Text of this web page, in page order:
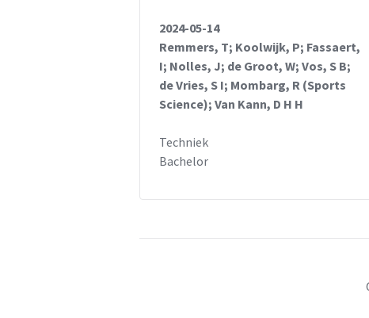
2024-05-14
Remmers, T; Koolwijk, P; Fassaert,
I; Nolles, J; de Groot, W; Vos, S B;
de Vries, S I; Mombarg, R (Sports
Science); Van Kann, D H H
Techniek
Bachelor